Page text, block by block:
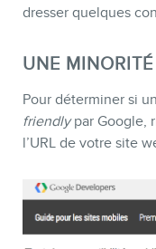
dresser quelques
UNE MINORITÉ
Pour déterminer si
friendlypar Google,
l’URL de votre site